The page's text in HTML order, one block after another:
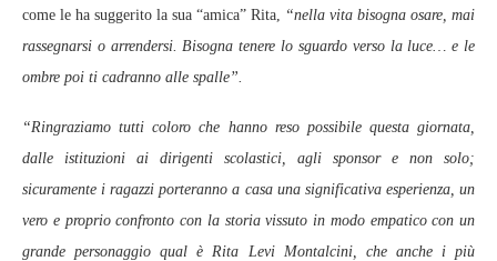
come le ha suggerito la sua “amica” Rita,
“nella vita bisogna osare, mai
rassegnarsi o arrendersi. Bisogna tenere lo sguardo verso la luce… e le
ombre poi ti cadranno alle spalle”.
“Ringraziamo tutti coloro che hanno reso possibile questa giornata,
dalle istituzioni ai dirigenti scolastici, agli sponsor e non solo;
sicuramente i ragazzi porteranno a casa una significativa esperienza, un
vero e proprio confronto con la storia vissuto in modo empatico con un
grande personaggio qual è Rita Levi Montalcini, che anche i più